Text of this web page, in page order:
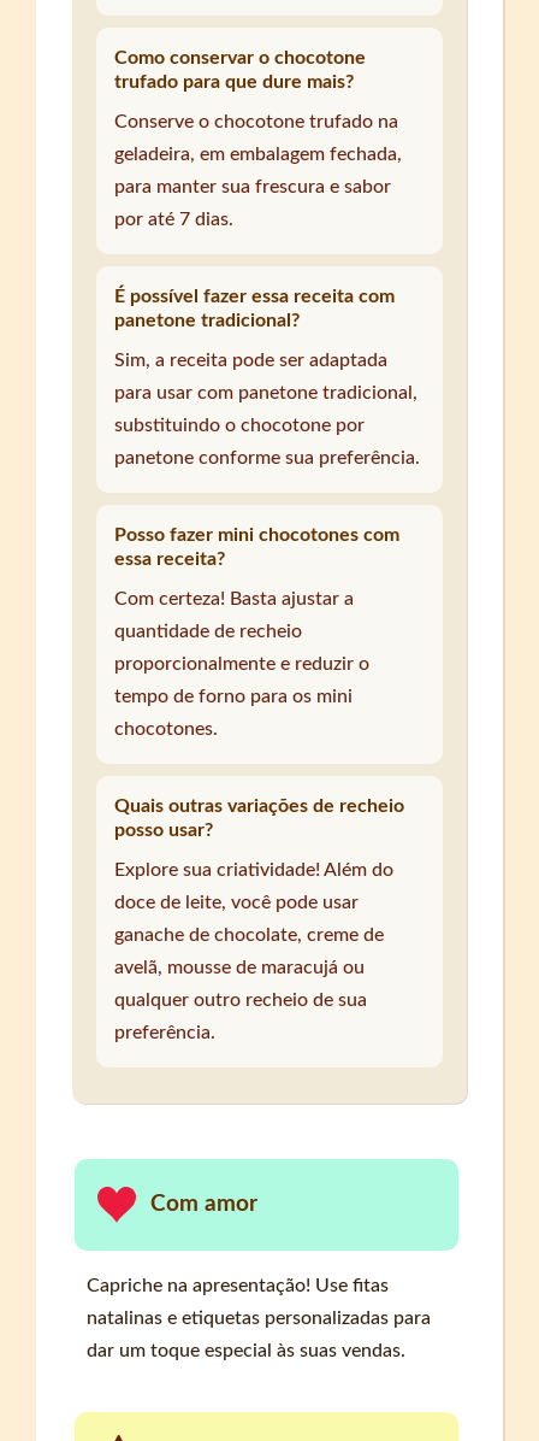
Como conservar o chocotone
trufado para que dure mais?
Conserve o chocotone trufado na
geladeira, em embalagem fechada,
para manter sua frescura e sabor
por até 7 dias.
É possível fazer essa receita com
panetone tradicional?
Sim, a receita pode ser adaptada
para usar com panetone tradicional,
substituindo o chocotone por
panetone conforme sua preferência.
Posso fazer mini chocotones com
essa receita?
Com certeza! Basta ajustar a
quantidade de recheio
proporcionalmente e reduzir o
tempo de forno para os mini
chocotones.
Quais outras variações de recheio
posso usar?
Explore sua criatividade! Além do
doce de leite, você pode usar
ganache de chocolate, creme de
avelã, mousse de maracujá ou
qualquer outro recheio de sua
preferência.
Com amor
Capriche na apresentação! Use fitas
natalinas e etiquetas personalizadas para
dar um toque especial às suas vendas.